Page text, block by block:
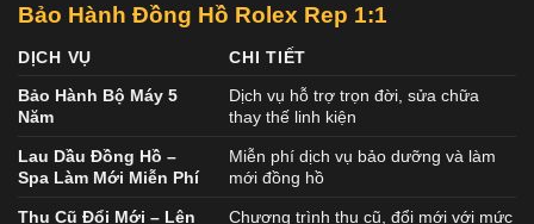
Bảo Hành Đồng Hồ Rolex Rep 1:1
DỊCH VỤ
CHI TIẾT
Bảo Hành Bộ Máy 5
Năm
Dịch vụ hỗ trợ trọn đời, sửa chữa
thay thế linh kiện
Lau Dầu Đồng Hồ –
Spa Làm Mới Miễn Phí
Miễn phí dịch vụ bảo dưỡng và làm
mới đồng hồ
Thu Cũ Đổi Mới – Lên
Chương trình thu cũ, đổi mới với mức